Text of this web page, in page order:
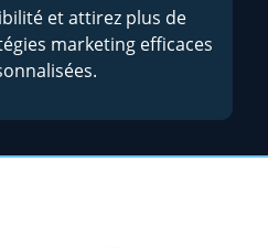
et attirez plus de
marketing efficaces